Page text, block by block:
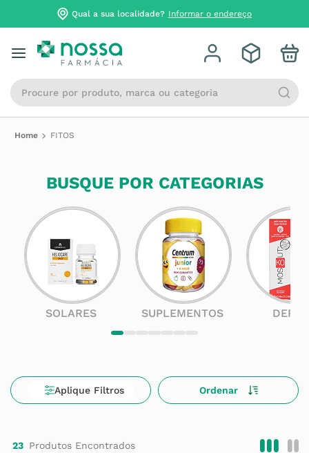
Qual a sua localidade? Informar o endereço
Procure por produto, marca ou categoria
FITOS
BUSQUE POR CATEGORIAS
SOLARES SUPLEMENTOS
23